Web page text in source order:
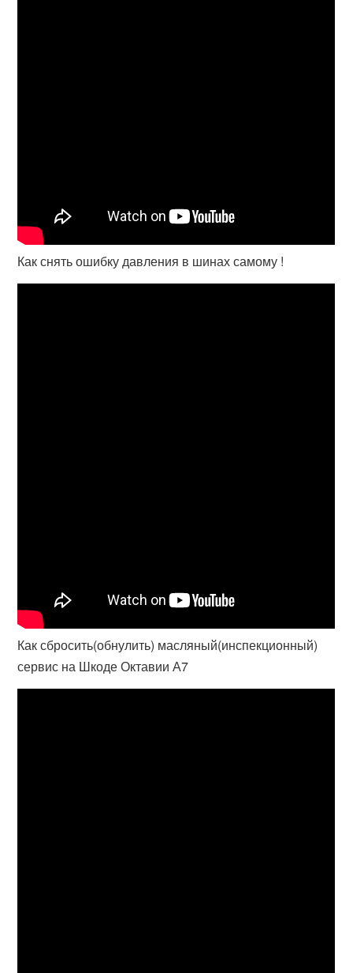
Как снять ошибку давления в шинах самому !
Как сбросить(обнулить) масляный(инспекционный)
сервис на Шкоде Октавии А7